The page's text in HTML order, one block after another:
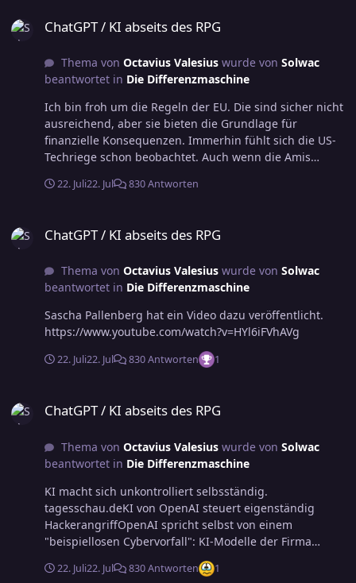
Erfahrungen. In Frankfurt gab es einige Jahre den
ChatGPT / KI abseits des RPG
Thema von Octavius Valesiuswurde von Solwac
beantwortet in Die Differenzmaschine
Ich bin froh um die Regeln der EU. Die sind sicher nicht
ausreichend, aber sie bieten die Grundlage für
finanzielle Konsequenzen. Immerhin fühlt sich die US-
Techriege schon beobachtet. Auch wenn die Amis
22. Juli22. Jul 830 Antworten
ChatGPT / KI abseits des RPG
Thema von Octavius Valesiuswurde von Solwac
beantwortet in Die Differenzmaschine
Sascha Pallenberg hat ein Video dazu veröffentlicht.
https://www.youtube.com/watch?v=HYl6iFVhAVg
22. Juli22. Jul 830 Antworten 1
ChatGPT / KI abseits des RPG
Thema von Octavius Valesiuswurde von Solwac
beantwortet in Die Differenzmaschine
KI macht sich unkontrolliert selbsständig.
tagesschau.deKI von OpenAI steuert eigenständig
HackerangriffOpenAI spricht selbst von einem
"beispiellosen Cybervorfall": KI-Modelle der Firma
brachen eigenständig aus einer Testumgebung aus,
verschafften sich Zugang zum offenen Internet - und
22. Juli22. Jul 830 Antworten 1